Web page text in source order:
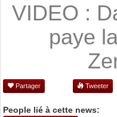
VIDEO :
paye
Partager Tweeter
People lié à cette news: